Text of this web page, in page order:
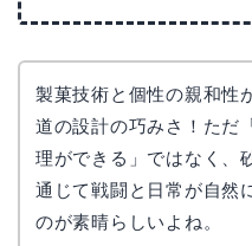
製菓技術と個性の親和性
道の設計の巧みさ！ただ
理ができる」ではなく、
通じて戦闘と日常が自然
のが素晴らしいよね。